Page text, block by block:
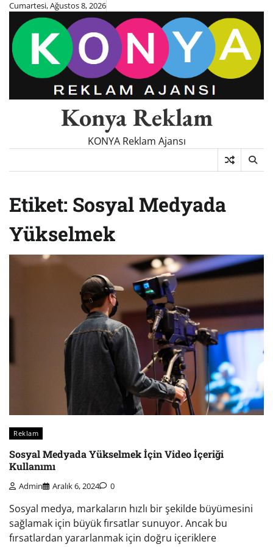
Skip
content
Cumartesi, Ağustos 8, 2026
Konya Reklam
KONYA Reklam Ajansı
Etiket: Sosyal Medyada
Yükselmek
Reklam
Sosyal Medyada Yükselmek İçin Video İçeriği
Kullanımı
Admin Aralık 6, 2024 0
Sosyal medya, markaların hızlı bir şekilde büyümesini
sağlamak için büyük fırsatlar sunuyor. Ancak bu
fırsatlardan yararlanmak için doğru içeriklere